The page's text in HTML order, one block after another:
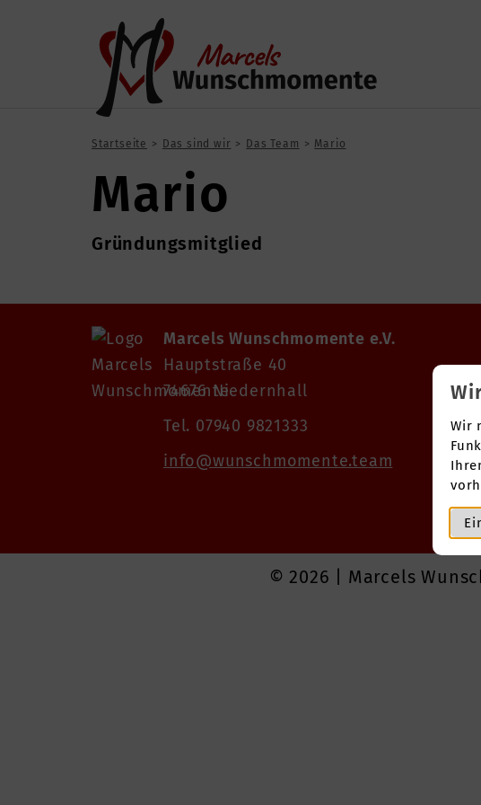
Wir
Startseite Das sind wir Das Team Mario
Mario
Gründungsmitglied
Marcels Wunschmomente e.V.
Hauptstraße 40
74676 Niedernhall
Tel. 07940 9821333
info@wunschmomente.team
© 2026 | Marcels